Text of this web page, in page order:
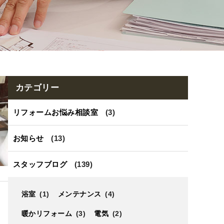
カテゴリー
リフォームお悩み相談室 (3)
お知らせ (13)
スタッフブログ (139)
浴室 (1) メンテナンス (4)
暖かリフォーム (3) 電気 (2)